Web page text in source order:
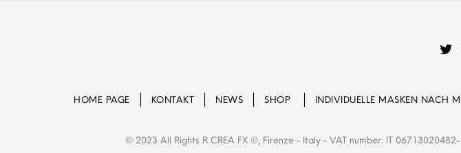
HOME PAGE KONTAKT NEWS SHOP INDIVIDUELLE MASKEN NACH
© 2023 All Rights R CREA FX ®, Firenze - Italy - VAT number: IT 06713020482-